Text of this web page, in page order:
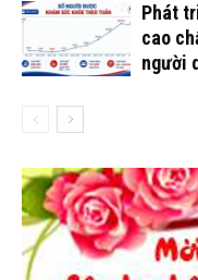
Phát
cao
người